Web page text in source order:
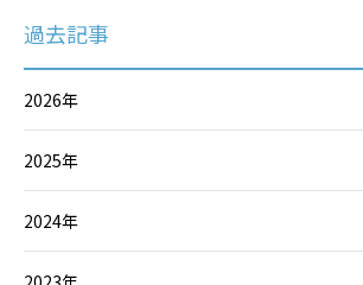
過去記事
2026年
2025年
2024年